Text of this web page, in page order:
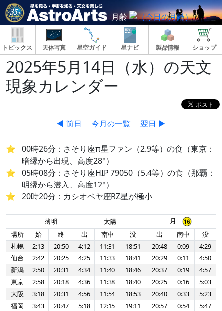
月齢
トピックス 天体写真 星空ガイド 星ナビ 製品情報 ショップ
2025年5月14日（水）の天文
現象カレンダー
◀ 前日 今月の一覧 翌日 ▶
00時26分：さそり座π星ファン（2.9等）の食（東京：
暗縁から出現、高度28°）
05時08分：さそり座HIP 79050（5.4等）の食（那覇：
明縁から潜入、高度12°）
20時20分：カシオペヤ座RZ星が極小
薄明 太陽
月
場所
始 終 出 南中 没 出 南中
没
札幌
2:13 20:50 4:12 11:31 18:51 20:48 0:09
4:29
仙台
2:42 20:25 4:25 11:33 18:41 20:29 0:11
4:50
新潟
2:50 20:31 4:34 11:40 18:46 20:37 0:19
4:57
東京
2:58 20:18 4:36 11:38 18:40 20:25 0:16
5:03
大阪
3:18 20:31 4:56 11:54 18:53 20:40 0:33
5:23
福岡
3:43 20:47 5:18 12:15 19:11 20:57 0:54
5:47